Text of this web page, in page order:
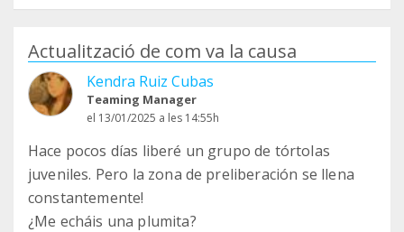
Actualització de com va la causa
Kendra Ruiz Cubas
Teaming Manager
el 13/01/2025 a les 14:55h
Hace pocos días liberé un grupo de tórtolas
juveniles. Pero la zona de preliberación se llena
constantemente!
¿Me echáis una plumita?